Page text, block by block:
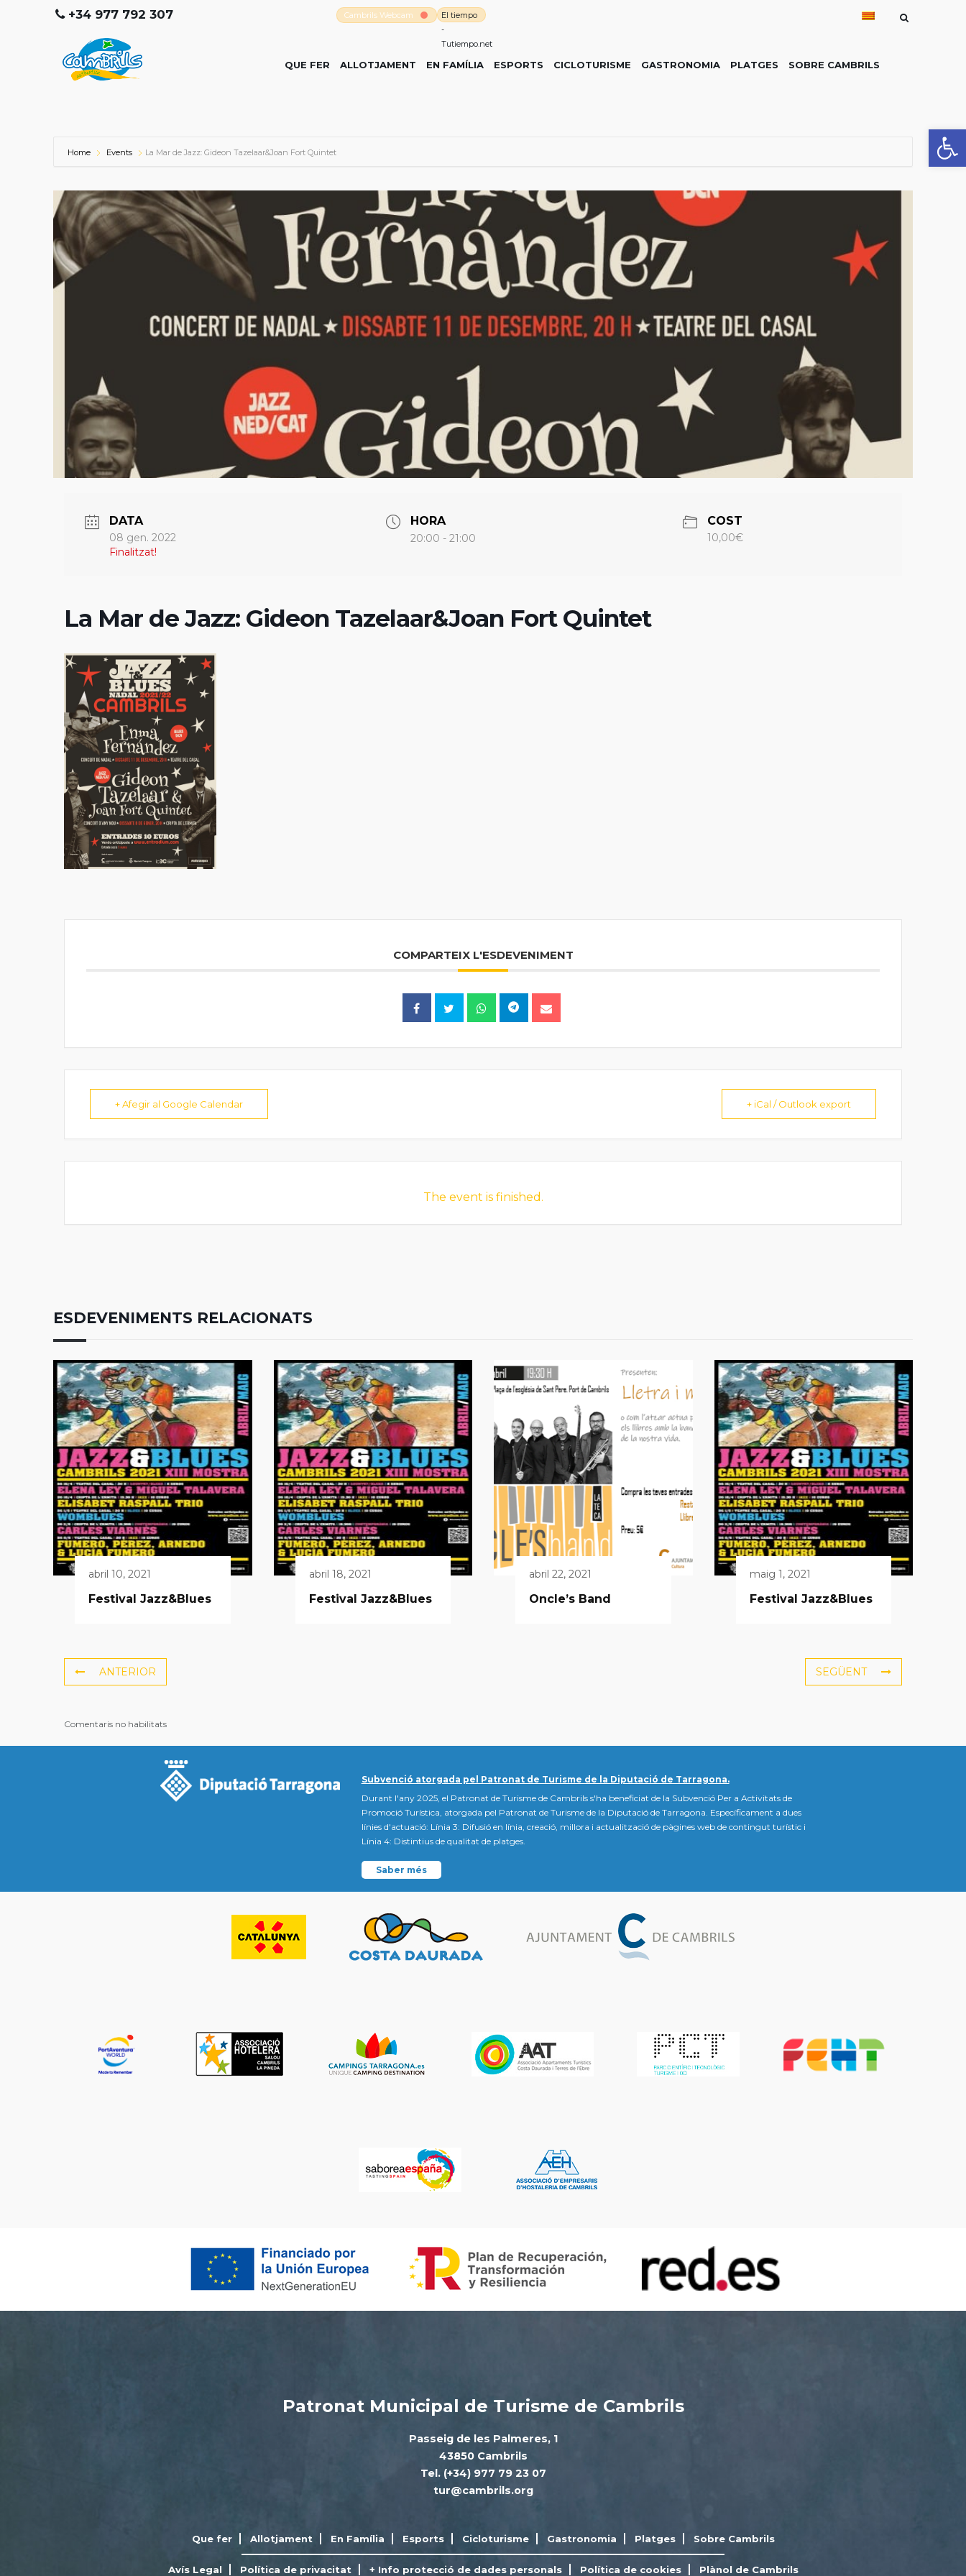
Obre
+34 977 792 307 Cambrils Webcam
El tiempo
-
Tutiempo.net
QUE FER ALLOTJAMENT EN FAMÍLIA ESPORTS CICLOTURISME GASTRONOMIA PLATGES SOBRE CAMBRILS
Home Events La Mar de Jazz: Gideon Tazelaar&Joan Fort Quintet
DATA
08 gen. 2022
Finalitzat!
HORA
20:00 - 21:00
COST
10,00€
La Mar de Jazz: Gideon Tazelaar&Joan Fort Quintet
COMPARTEIX L'ESDEVENIMENT
+ Afegir al Google Calendar + iCal / Outlook export
The event is finished.
ESDEVENIMENTS RELACIONATS
abril 10, 2021
Festival Jazz&Blues
abril 18, 2021
Festival Jazz&Blues
abril 22, 2021
Oncle’s Band
maig 1, 2021
Festival Jazz&Blues
ANTERIOR SEGÜENT
Comentaris no habilitats
Subvenció atorgada pel Patronat de Turisme de la Diputació de Tarragona.
Durant l'any 2025, el Patronat de Turisme de Cambrils s'ha beneficiat de la Subvenció Per a Activitats de
Promoció Turística, atorgada pel Patronat de Turisme de la Diputació de Tarragona. Específicament a dues
línies d'actuació: Línia 3: Difusió en línia, creació, millora i actualització de pàgines web de contingut turístic i
Línia 4: Distintius de qualitat de platges.
Saber més
Patronat Municipal de Turisme de Cambrils
Passeig de les Palmeres, 1
43850 Cambrils
Tel. (+34) 977 79 23 07
tur@cambrils.org
Que fer Allotjament En Família Esports Cicloturisme Gastronomia Platges Sobre Cambrils
Avís Legal Política de privacitat + Info protecció de dades personals Política de cookies Plànol de Cambrils